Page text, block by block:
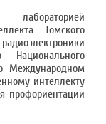
Томского
Национального
Международном
интеллекту
профориентации